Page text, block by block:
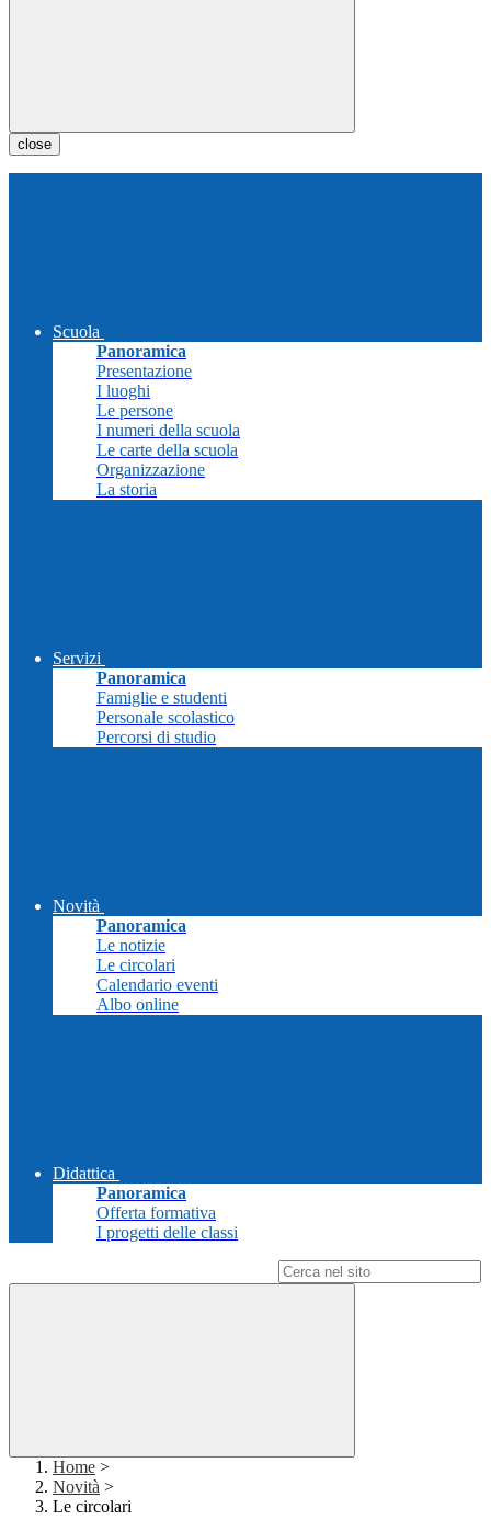
close
Scuola
Panoramica
Presentazione
I luoghi
Le persone
I numeri della scuola
Le carte della scuola
Organizzazione
La storia
Servizi
Panoramica
Famiglie e studenti
Personale scolastico
Percorsi di studio
Novità
Panoramica
Le notizie
Le circolari
Calendario eventi
Albo online
Didattica
Panoramica
Offerta formativa
I progetti delle classi
Home >
Novità >
Le circolari